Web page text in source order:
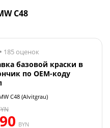
C48
185 оценок
базовой краски в
по OEM-коду
C48 (Alvitgrau)
BYN